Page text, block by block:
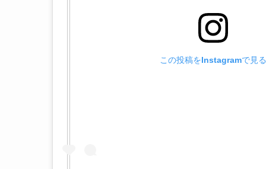
この投稿をInstagramで見る